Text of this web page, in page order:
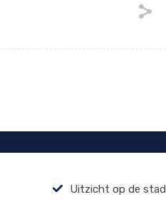
Uitzicht op de stad